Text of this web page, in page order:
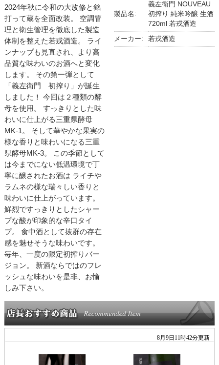
2024年秋に令和の大改修と銘
打って蔵を全面改装。 空調管
理と衛生管理を徹底した製造
体制を整えた若戎酒造。 ライ
ンナップも見直され、より高
品質な味わいのお酒へと変化
します。 その第一弾として
「義左衛門 初搾り」が誕生
しました！ 今回は２種類の酵
母を使用。 すっきりとした味
わいに仕上がる三重県酵母
MK-1。 そして華やかな果実の
様な香りと味わいになる三重
県酵母MK-3。 この季節として
は今までにない低温環境で丁
寧に醸されたお酒は ライチや
ラムネの様な瑞々しい香りと
味わいに仕上がっています。
鮮烈ですっきりとしたシャー
プな酸が印象的な辛口タイ
プ。 食中酒として抜群の存在
感を魅せそうな味わいです。
毎年、一度の限定初搾りバー
ジョン。 新酒ならではのフレ
ッシュな味わいを是非、お愉
しみ下さい。
製品名:
義左衛門 NOUVEAU
初搾り 純米吟醸 生酒
720ml 若戎酒造
メーカー: 若戎酒造